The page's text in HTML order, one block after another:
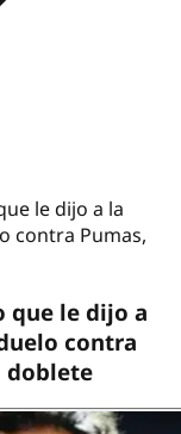
le dijo a la
contra Pumas,
que le dijo a
contra
doblete